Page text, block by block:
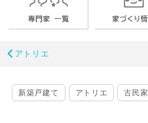
アトリエ
新築戸建て アトリエ 古民家